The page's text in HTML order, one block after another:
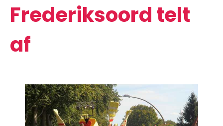
Frederiksoord telt
af